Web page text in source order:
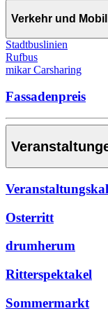
Verkehr und
Stadtbuslinien
Rufbus
mikar Carsharing
Fassadenpreis
Osterritt
drumherum
Ritterspektakel
Sommermarkt